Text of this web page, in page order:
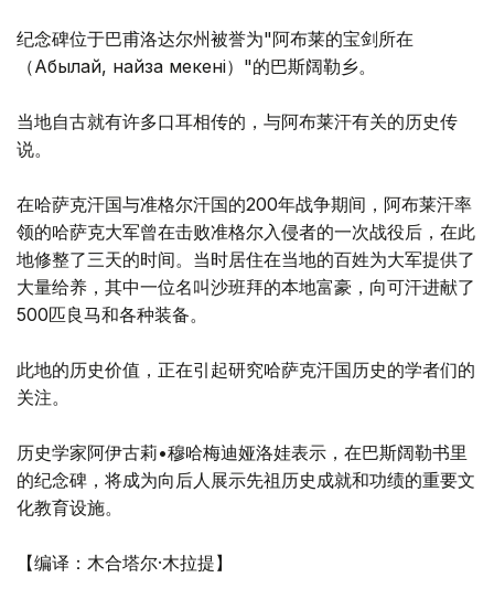
纪念碑位于巴甫洛达尔州被誉为"阿布莱的宝剑所在
（Абылай, найза мекені）"的巴斯阔勒乡。
当地自古就有许多口耳相传的，与阿布莱汗有关的历史传
说。
在哈萨克汗国与准格尔汗国的200年战争期间，阿布莱汗率
领的哈萨克大军曾在击败准格尔入侵者的一次战役后，在此
地修整了三天的时间。当时居住在当地的百姓为大军提供了
大量给养，其中一位名叫沙班拜的本地富豪，向可汗进献了
500匹良马和各种装备。
此地的历史价值，正在引起研究哈萨克汗国历史的学者们的
关注。
历史学家阿伊古莉•穆哈梅迪娅洛娃表示，在巴斯阔勒书里
的纪念碑，将成为向后人展示先祖历史成就和功绩的重要文
化教育设施。
【编译：木合塔尔·木拉提】